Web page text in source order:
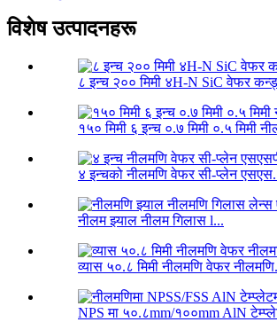
विशेष उत्पादनहरू
८ इन्च २०० मिमी ४H-N SiC वेफर
१५० मिमी ६ इन्च ०.७ मिमी ०.५ मिमी
४ इन्चको नीलमणि वेफर सी-प्लेन
नीलम झ्याल नीलम गिलास l...
व्यास ५०.८ मिमी नीलमणि वेफर
NPS मा ५०.८mm/१००mm AlN